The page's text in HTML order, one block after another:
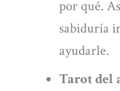
por qué.
sabiduría
ayudarle.
Tarot del